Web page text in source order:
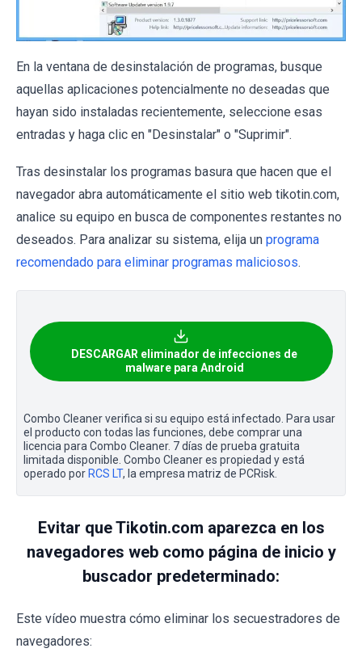
En la ventana de desinstalación de programas, busque
aquellas aplicaciones potencialmente no deseadas que
hayan sido instaladas recientemente, seleccione esas
entradas y haga clic en "Desinstalar" o "Suprimir".
Tras desinstalar los programas basura que hacen que el
navegador abra automáticamente el sitio web tikotin.com,
analice su equipo en busca de componentes restantes no
deseados. Para analizar su sistema, elija un programa
recomendado para eliminar programas maliciosos.
DESCARGAR eliminador de infecciones de
malware para Android
Combo Cleaner verifica si su equipo está infectado. Para usar
el producto con todas las funciones, debe comprar una
licencia para Combo Cleaner. 7 días de prueba gratuita
limitada disponible. Combo Cleaner es propiedad y está
operado por RCS LT, la empresa matriz de PCRisk.
Evitar que Tikotin.com aparezca en los
navegadores web como página de inicio y
buscador predeterminado:
Este vídeo muestra cómo eliminar los secuestradores de
navegadores: